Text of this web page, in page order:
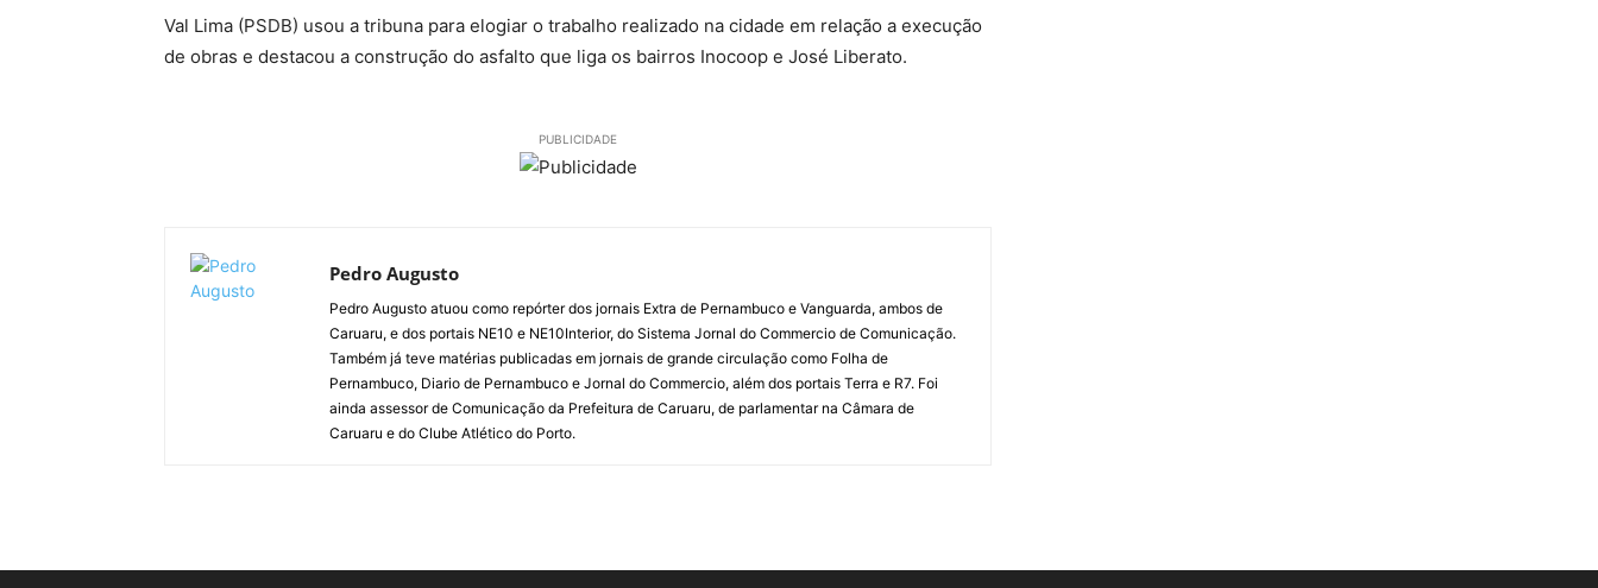
Val Lima (PSDB) usou a tribuna para elogiar o trabalho realizado na cidade em relação a execução
de obras e destacou a construção do asfalto que liga os bairros Inocoop e José Liberato.
PUBLICIDADE
Pedro Augusto
Pedro Augusto atuou como repórter dos jornais Extra de Pernambuco e Vanguarda, ambos de
Caruaru, e dos portais NE10 e NE10Interior, do Sistema Jornal do Commercio de Comunicação.
Também já teve matérias publicadas em jornais de grande circulação como Folha de
Pernambuco, Diario de Pernambuco e Jornal do Commercio, além dos portais Terra e R7. Foi
ainda assessor de Comunicação da Prefeitura de Caruaru, de parlamentar na Câmara de
Caruaru e do Clube Atlético do Porto.